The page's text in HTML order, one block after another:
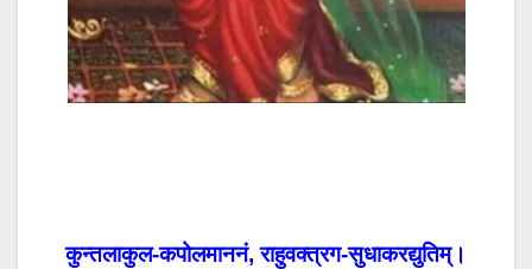
कुन्तलाकुल-कपोलमाननं, राहुवक्त्रग-सुधाकरद्युतिम्।